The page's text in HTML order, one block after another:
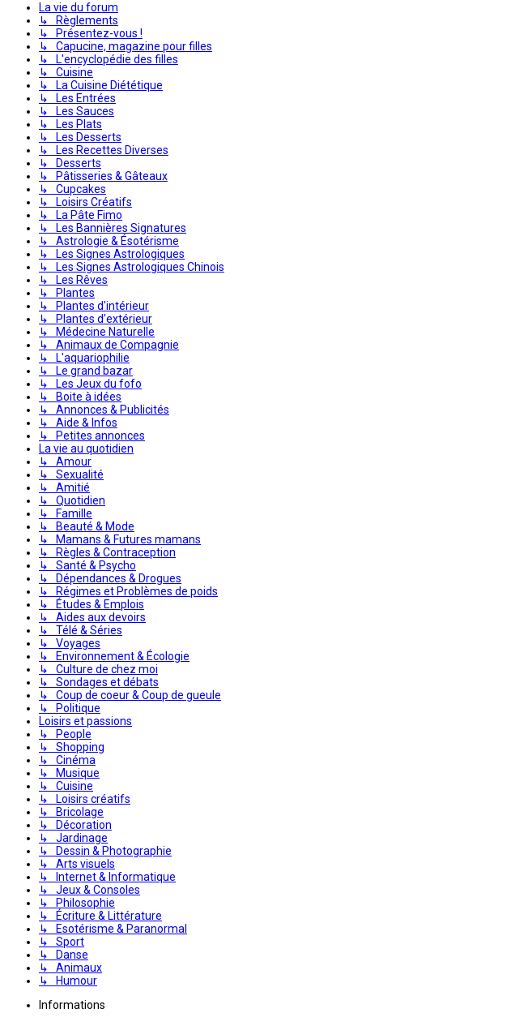
La vie du forum
↳ Règlements
↳ Présentez-vous !
↳ Capucine, magazine pour filles
↳ L'encyclopédie des filles
↳ Cuisine
↳ La Cuisine Diététique
↳ Les Entrées
↳ Les Sauces
↳ Les Plats
↳ Les Desserts
↳ Les Recettes Diverses
↳ Desserts
↳ Pâtisseries & Gâteaux
↳ Cupcakes
↳ Loisirs Créatifs
↳ La Pâte Fimo
↳ Les Bannières Signatures
↳ Astrologie & Ésotérisme
↳ Les Signes Astrologiques
↳ Les Signes Astrologiques Chinois
↳ Les Rêves
↳ Plantes
↳ Plantes d'intérieur
↳ Plantes d'extérieur
↳ Médecine Naturelle
↳ Animaux de Compagnie
↳ L'aquariophilie
↳ Le grand bazar
↳ Les Jeux du fofo
↳ Boite à idées
↳ Annonces & Publicités
↳ Aide & Infos
↳ Petites annonces
La vie au quotidien
↳ Amour
↳ Sexualité
↳ Amitié
↳ Quotidien
↳ Famille
↳ Beauté & Mode
↳ Mamans & Futures mamans
↳ Règles & Contraception
↳ Santé & Psycho
↳ Dépendances & Drogues
↳ Régimes et Problèmes de poids
↳ Études & Emplois
↳ Aides aux devoirs
↳ Télé & Séries
↳ Voyages
↳ Environnement & Écologie
↳ Culture de chez moi
↳ Sondages et débats
↳ Coup de coeur & Coup de gueule
↳ Politique
Loisirs et passions
↳ People
↳ Shopping
↳ Cinéma
↳ Musique
↳ Cuisine
↳ Loisirs créatifs
↳ Bricolage
↳ Décoration
↳ Jardinage
↳ Dessin & Photographie
↳ Arts visuels
↳ Internet & Informatique
↳ Jeux & Consoles
↳ Philosophie
↳ Écriture & Littérature
↳ Esotérisme & Paranormal
↳ Sport
↳ Danse
↳ Animaux
↳ Humour
Informations